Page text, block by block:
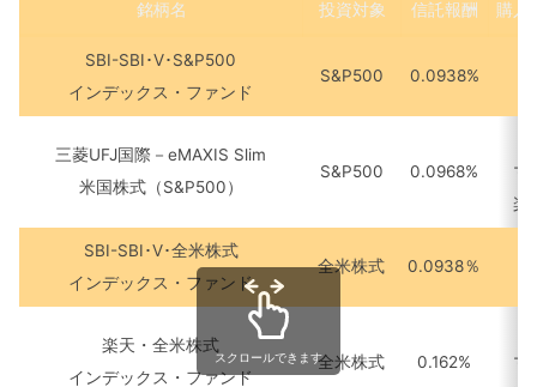
銘柄名 投資対象 信託報酬 購入
SBI-SBI･V･S&P500
インデックス・ファンド
S&P500 0.0938%
三菱UFJ国際－eMAXIS Slim
米国株式（S&P500）
S&P500 0.0968%
マ
楽
SBI-SBI･V･全米株式
インデックス・ファンド
全米株式 0.0938％
楽天・全米株式
インデックス・ファンド
全米株式 0.162%
マ
スクロールできます